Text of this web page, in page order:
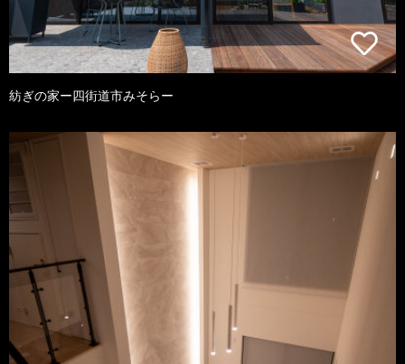
紡ぎの家ー四街道市みそらー